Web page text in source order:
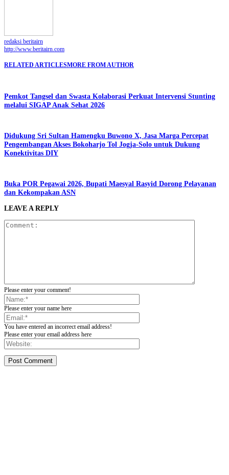
redaksi beritairn
http://www.beritairn.com
RELATED ARTICLESMORE FROM AUTHOR
Pemkot Tangsel dan Swasta Kolaborasi Perkuat Intervensi Stunting
melalui SIGAP Anak Sehat 2026
Didukung Sri Sultan Hamengku Buwono X, Jasa Marga Percepat
Pengembangan Akses Bokoharjo Tol Jogja-Solo untuk Dukung
Konektivitas DIY
Buka POR Pegawai 2026, Bupati Maesyal Rasyid Dorong Pelayanan
dan Kekompakan ASN
LEAVE A REPLY
Please enter your comment!
Please enter your name here
You have entered an incorrect email address!
Please enter your email address here